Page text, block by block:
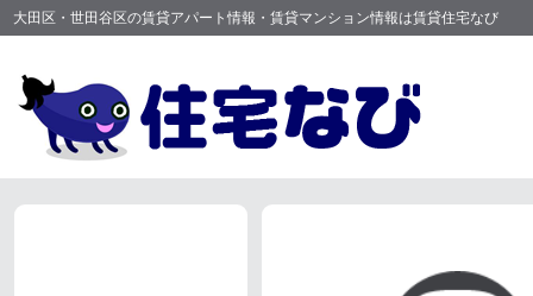
大田区・世田谷区の賃貸アパート情報・賃貸マンション情報は賃貸住宅なび